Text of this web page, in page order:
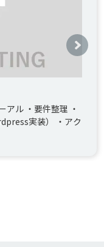
ル ・要件整理 ・
実装） ・アク